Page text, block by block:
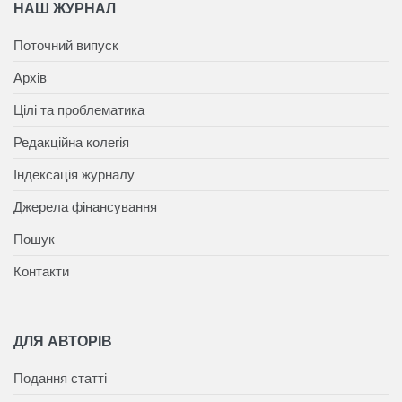
НАШ ЖУРНАЛ
Поточний випуск
Архів
Цілі та проблематика
Редакційна колегія
Індексація журналу
Джерела фінансування
Пошук
Контакти
ДЛЯ АВТОРІВ
Подання статті